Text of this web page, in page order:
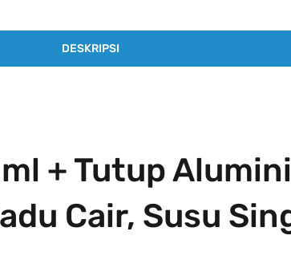
DESKRIPSI
+ Tutup
Cair, Susu